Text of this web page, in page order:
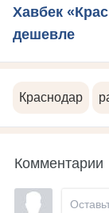
Хавбек
дешевле
Краснодар
Комментарии